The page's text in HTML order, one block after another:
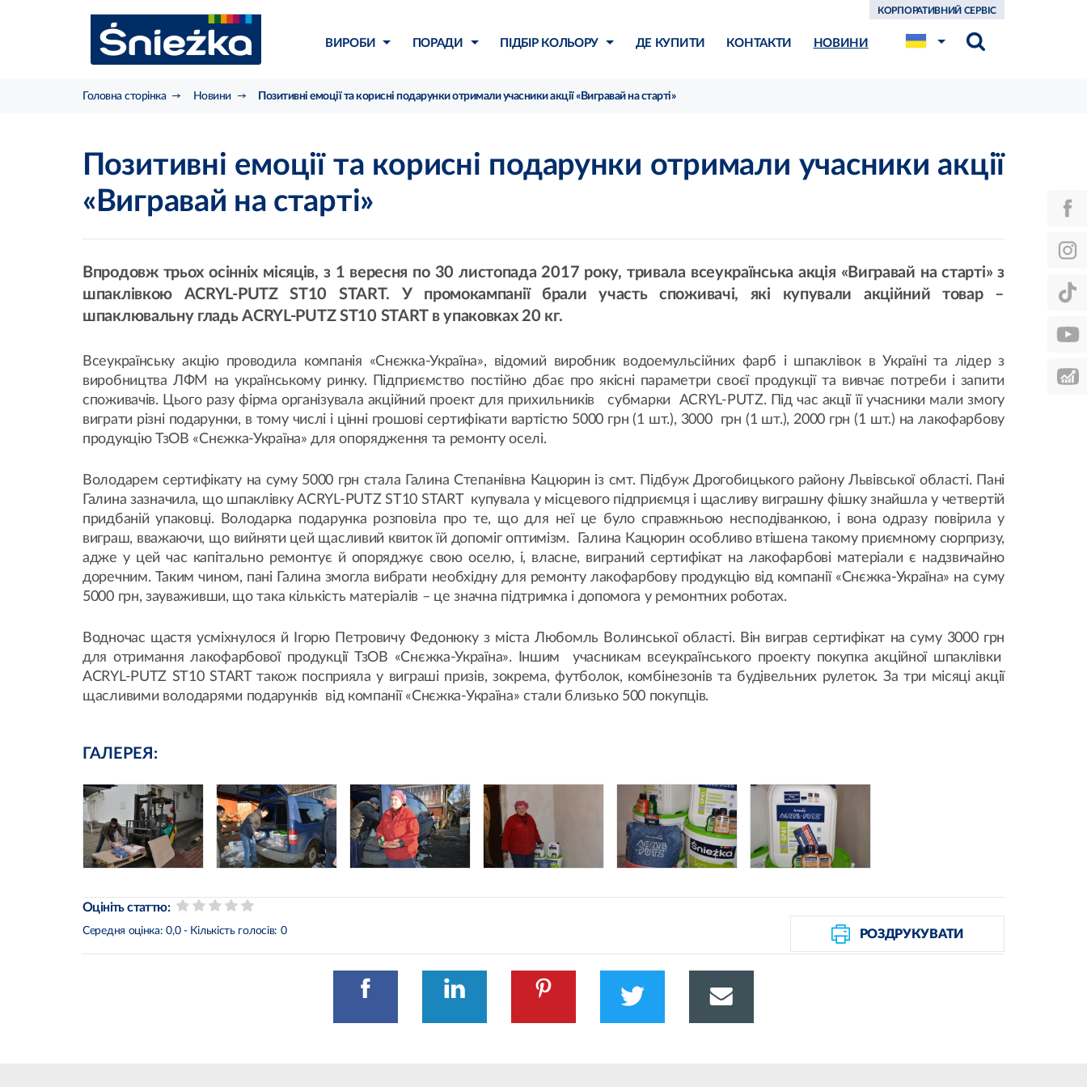
ВИРОБИ ПОРАДИ ПІДБІР КОЛЬОРУ ДЕ КУПИТИ КОНТАКТИ НОВИНИ
КОРПОРАТИВНИЙ СЕРВІС
Головна сторінка Новини Позитивні емоції та корисні подарунки отримали учасники акції «Вигравай на старті»
Позитивні емоції та корисні подарунки отримали учасники акції
«Вигравай на старті»
Впродовж трьох осінніх місяців, з 1 вересня по 30 листопада 2017 року, тривала всеукраїнська акція «Вигравай на старті» з
шпаклівкою ACRYL-PUTZ ST10 START. У промокампанії брали участь споживачі, які купували акційний товар –
шпаклювальну гладь ACRYL-PUTZ ST10 START в упаковках 20 кг.
Всеукраїнську акцію проводила компанія «Снєжка-Україна», відомий виробник водоемульсійних фарб і шпаклівок в Україні та лідер з
виробництва ЛФМ на українському ринку. Підприємство постійно дбає про якісні параметри своєї продукції та вивчає потреби і запити
споживачів. Цього разу фірма організувала акційний проект для прихильників субмарки ACRYL-PUTZ. Під час акції її учасники мали змогу
виграти різні подарунки, в тому числі і цінні грошові сертифікати вартістю 5000 грн (1 шт.), 3000 грн (1 шт.), 2000 грн (1 шт.) на лакофарбову
продукцію ТзОВ «Снєжка-Україна» для опорядження та ремонту оселі.
Володарем сертифікату на суму 5000 грн стала Галина Степанівна Кацюрин із смт. Підбуж Дрогобицького району Львівської області. Пані
Галина зазначила, що шпаклівку ACRYL-PUTZ ST10 START купувала у місцевого підприємця і щасливу виграшну фішку знайшла у четвертій
придбаній упаковці. Володарка подарунка розповіла про те, що для неї це було справжньою несподіванкою, і вона одразу повірила у
виграш, вважаючи, що вийняти цей щасливий квиток їй допоміг оптимізм. Галина Кацюрин особливо втішена такому приємному сюрпризу,
адже у цей час капітально ремонтує й опоряджує свою оселю, і, власне, виграний сертифікат на лакофарбові матеріали є надзвичайно
доречним. Таким чином, пані Галина змогла вибрати необхідну для ремонту лакофарбову продукцію від компанії «Снєжка-Україна» на суму
5000 грн, зауваживши, що така кількість матеріалів – це значна підтримка і допомога у ремонтних роботах.
Водночас щастя усміхнулося й Ігорю Петровичу Федонюку з міста Любомль Волинської області. Він виграв сертифікат на суму 3000 грн
для отримання лакофарбової продукції ТзОВ «Снєжка-Україна». Іншим учасникам всеукраїнського проекту покупка акційної шпаклівки
ACRYL-PUTZ ST10 START також посприяла у виграші призів, зокрема, футболок, комбінезонів та будівельних рулеток. За три місяці акції
щасливими володарями подарунків від компанії «Снєжка-Україна» стали близько 500 покупців.
ГАЛЕРЕЯ:
Оцініть статтю:
Середня оцінка:0,0- Кількість голосів: 0 РОЗДРУКУВАТИ